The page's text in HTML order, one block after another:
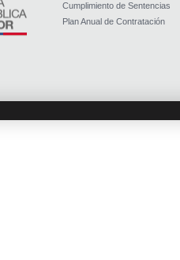
Cumplimiento de Sentencias
Plan Anual de Contratación